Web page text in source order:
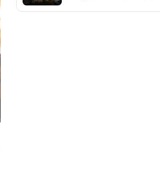
elképesztő áron hirdetik őket